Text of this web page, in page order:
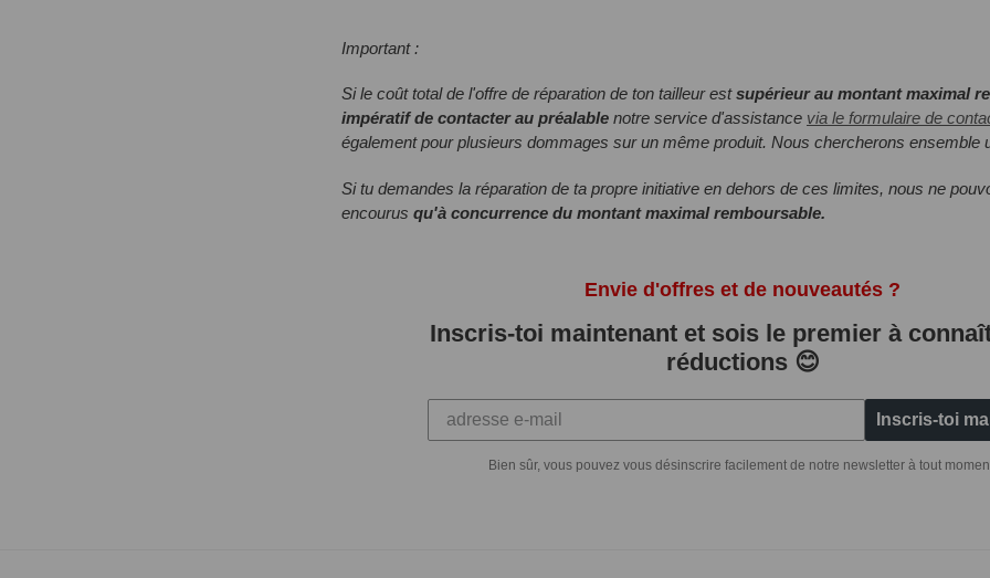
Important :
Si le coût total de l'offre de réparation de ton tailleur estsupérieur au montant maximal
impératif de contacter au préalable notre service d'assistance via le formulaire de
également pour plusieurs dommages sur un même produit. Nous chercherons ensemble
Si tu demandes la réparation de ta propre initiative en dehors de ces limites, nous ne
encourus qu'à concurrence du montant maximal remboursable.
Envie d'offres et de nouveautés ?
Inscris-toi maintenant et sois le premier à
réductions 😊
Inscris-toi
Bien sûr, vous pouvez vous désinscrire facilement de notre newsletter à tout